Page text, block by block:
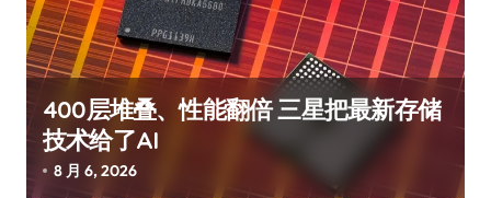
400层堆叠、性能翻倍 三星把最新存储
技术给了AI
8 月 6, 2026